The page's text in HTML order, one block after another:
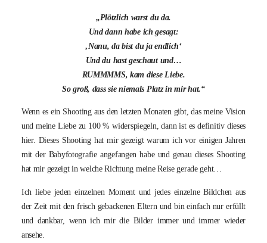
„Plötzlich warst du da.
Und dann habe ich gesagt:
‚Nanu, da bist du ja endlich‘
Und du hast geschaut und…
RUMMMMS, kam diese Liebe.
So groß, dass sie niemals Platz in mir hat.“
Wenn es ein Shooting aus den letzten Monaten gibt, das meine Vision
und meine Liebe zu 100 % widerspiegeln, dann ist es definitiv dieses
hier. Dieses Shooting hat mir gezeigt warum ich vor einigen Jahren
mit der Babyfotografie angefangen habe und genau dieses Shooting
hat mir gezeigt in welche Richtung meine Reise gerade geht…
Ich liebe jeden einzelnen Moment und jedes einzelne Bildchen aus
der Zeit mit den frisch gebackenen Eltern und bin einfach nur erfüllt
und dankbar, wenn ich mir die Bilder immer und immer wieder
ansehe.